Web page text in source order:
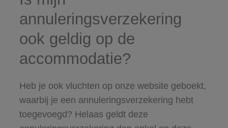
annuleringsverzekering
ook geldig op de
accommodatie?
Heb je ook vluchten op onze website geboekt,
waarbij je een annuleringsverzekering hebt
toegevoegd? Helaas geldt deze